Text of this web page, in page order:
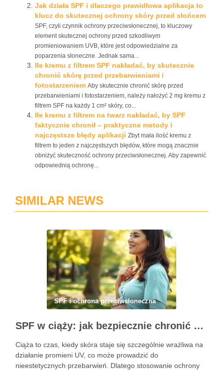
Jak działa SPF i dlaczego prawidłowa aplikacja to
klucz do skutecznej ochrony skóry przed słońcem
SPF, czyli czynnik ochrony przeciwsłonecznej, to kluczowy
element skutecznej ochrony przed szkodliwym
promieniowaniem UVB, które jest odpowiedzialne za
poparzenia słoneczne. Jednak sama...
Ile kremu z filtrem SPF nakładać, by skutecznie
chronić skórę przed przebarwieniami i
fotostarzeniem Aby skutecznie chronić skórę przed
przebarwieniami i fotostarzeniem, należy nałożyć 2 mg kremu z
filtrem SPF na każdy 1 cm² skóry, co...
Ile kremu z filtrem na twarz nakładać, by SPF
faktycznie chronił – praktyczne metody i
najczęstsze błędy aplikacji Zbyt mała ilość kremu z
filtrem to jeden z najczęstszych błędów, które mogą znacznie
obniżyć skuteczność ochrony przeciwsłonecznej. Aby zapewnić
odpowiednią ochronę...
SIMILAR NEWS
SPF i ochrona przeciwsłoneczna
SPF w ciąży: jak bezpiecznie chronić skórę przed przebarwieniami i promieniowaniem UV
Ciąża to czas, kiedy skóra staje się szczególnie wrażliwa na
działanie promieni UV, co może prowadzić do
nieestetycznych przebarwień. Dlatego stosowanie ochrony